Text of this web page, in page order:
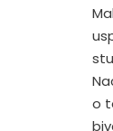
o